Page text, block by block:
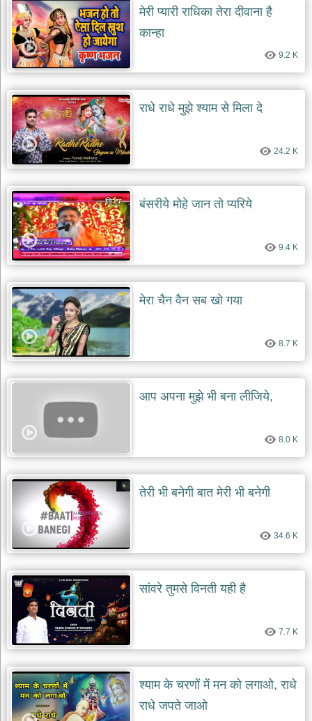
मेरी प्यारी राधिका तेरा दीवाना है
कान्हा
9.2 K
राधे राधे मुझे श्याम से मिला दे
24.2 K
बंसरीये मोहे जान तो प्यरिये
9.4 K
मेरा चैन वैन सब खो गया
8.7 K
आप अपना मुझे भी बना लीजिये,
8.0 K
तेरी भी बनेगी बात मेरी भी बनेगी
34.6 K
सांवरे तुमसे विनती यही है
7.7 K
श्याम के चरणों में मन को लगाओ, राधे
राधे जपते जाओ